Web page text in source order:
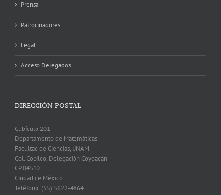
Prensa
Patrocinadores
Legal
Acceso Delegados
DIRECCIÓN POSTAL
Cubículo 201
Departamento de Matemáticas
Facultad de Ciencias, UNAM
Col. Copilco, Delegación Coyoacán
CP 04510
Ciudad de México
Teléfono: (55) 5622-4864